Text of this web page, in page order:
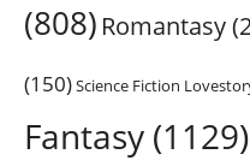
(808) Romantasy
(150)Science Fiction
Fantasy (1129)